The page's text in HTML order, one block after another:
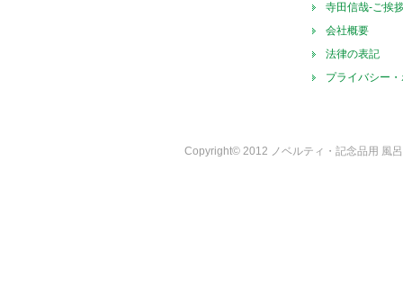
寺田信哉-ご挨
会社概要
法律の表記
プライバシー
Copyright© 2012 ノベルティ・記念品用 風